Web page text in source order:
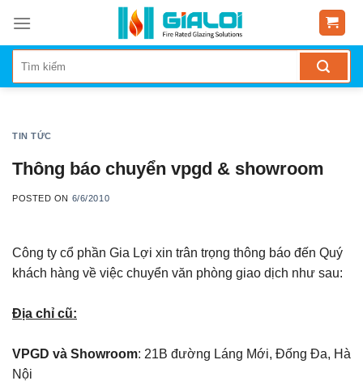
content
TIN TỨC
Thông báo chuyển vpgd & showroom
POSTED ON 6/6/2010
Công ty cổ phần Gia Lợi xin trân trọng thông báo đến Quý
khách hàng về việc chuyển văn phòng giao dịch như sau:
Địa chỉ cũ:
VPGD và Showroom: 21B đường Láng Mới, Đống Đa, Hà
Nội